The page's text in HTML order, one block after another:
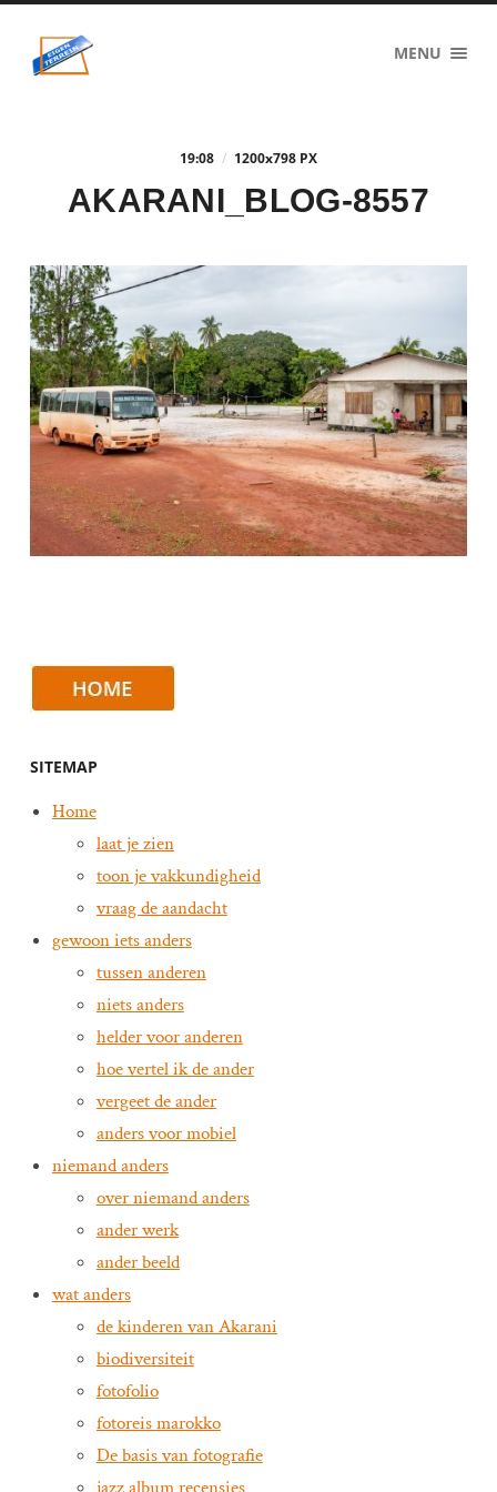
eigenzinnig
terrein
MENU
19:08 / 1200x798 PX
AKARANI_BLOG-8557
SITEMAP
Home
laat je zien
toon je vakkundigheid
vraag de aandacht
gewoon iets anders
tussen anderen
niets anders
helder voor anderen
hoe vertel ik de ander
vergeet de ander
anders voor mobiel
niemand anders
over niemand anders
ander werk
ander beeld
wat anders
de kinderen van Akarani
biodiversiteit
fotofolio
fotoreis marokko
De basis van fotografie